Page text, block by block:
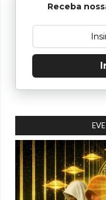
Receba